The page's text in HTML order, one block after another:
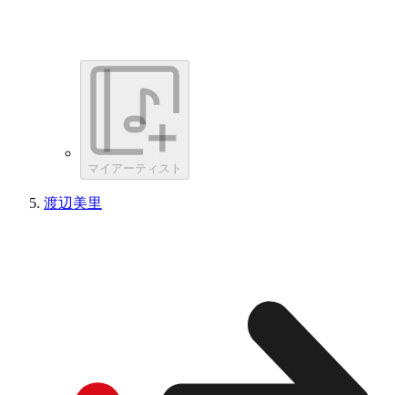
マイアーティスト
渡辺美里